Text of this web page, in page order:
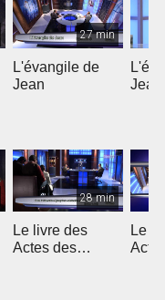
27 min
L'évangile de
Jean
Jean
28 min
Le livre des
Actes des
Le